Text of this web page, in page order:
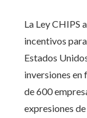
La Ley CHIPS
incentivos
Estados
inversiones
de 600
expresiones